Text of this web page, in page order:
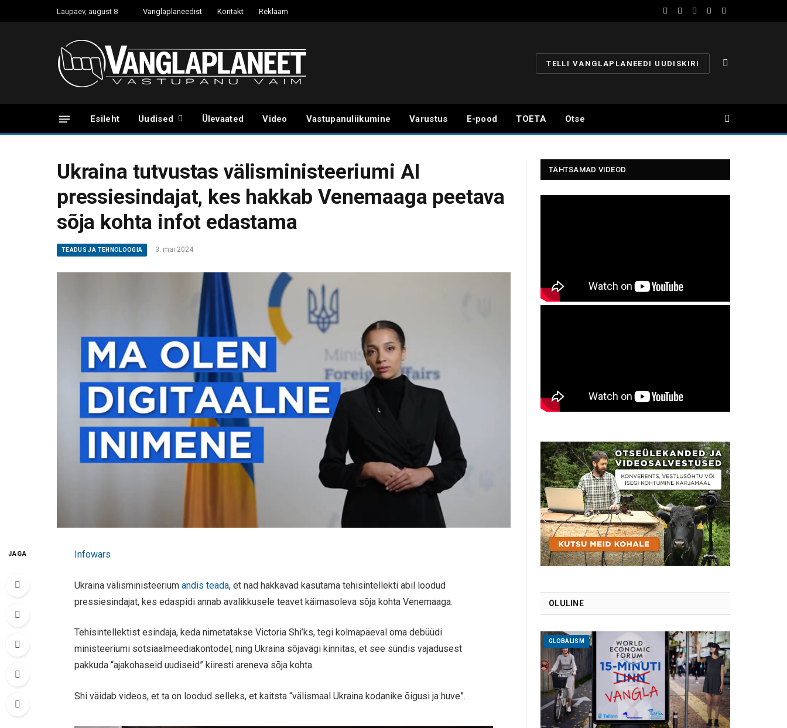
Laupäev, august 8 Vanglaplaneedist Kontakt Reklaam
Facebook
YouTube
Instagram
X
Telegram
TELLI VANGLAPLANEEDI UUDISKIRI
Esileht Uudised Ülevaated Video Vastupanuliikumine Varustus E-pood TOETA Otse
Ukraina tutvustas välisministeeriumi AI
pressiesindajat, kes hakkab Venemaaga peetava
sõja kohta infot edastama
TEADUS JA TEHNOLOOGIA 3. mai 2024
JAGA Infowars
Ukraina välisministeeriumandis teada, et nad hakkavad kasutama tehisintellekti abil loodud
pressiesindajat, kes edaspidi annab avalikkusele teavet käimasoleva sõja kohta Venemaaga.
Tehisintellektist esindaja, keda nimetatakse Victoria Shi’ks, tegi kolmapäeval oma debüüdi
ministeeriumi sotsiaalmeediakontodel, ning Ukraina sõjavägi kinnitas, et see sündis vajadusest
pakkuda “ajakohaseid uudiseid” kiiresti areneva sõja kohta.
Shi väidab videos, et ta on loodud selleks, et kaitsta “välismaal Ukraina kodanike õigusi ja huve”.
TÄHTSAMAD VIDEOD
OLULINE
GLOBALISM